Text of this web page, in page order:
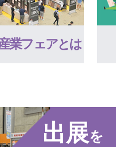
業フェアとは
出展を